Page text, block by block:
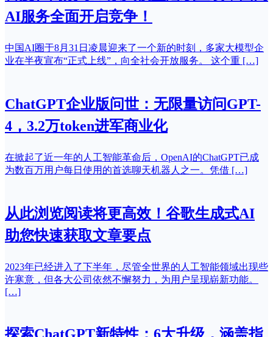
AI服务全面开启竞争！
中国AI圈于8月31日凌晨迎来了一个新的时刻，多家大模型企
业在半夜宣布“正式上线”，向全社会开放服务。 这个重 […]
ChatGPT企业版问世：无限量访问GPT-
4，3.2万token进军商业化
在掀起了近一年的人工智能革命后，OpenAI的ChatGPT已成
为数百万用户每日使用的首选聊天机器人之一。凭借 […]
从此浏览阅读将更高效！谷歌生成式AI
助您快速获取文章要点
2023年已经进入了下半年，尽管全世界的人工智能领域出现些
许寒意，但各大公司依然不懈努力，为用户呈现崭新功能。
[…]